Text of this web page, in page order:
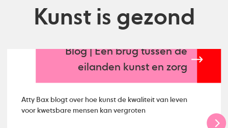
Kunst is gezond
Blog | Een brug tussen de
eilanden kunst en zorg
Atty Bax blogt over hoe kunst de kwaliteit van leven
voor kwetsbare mensen kan vergroten